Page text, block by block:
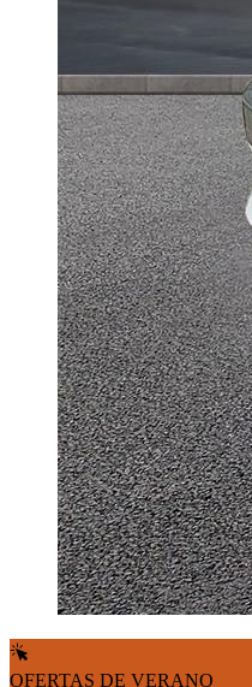
OFERTAS DE VERANO